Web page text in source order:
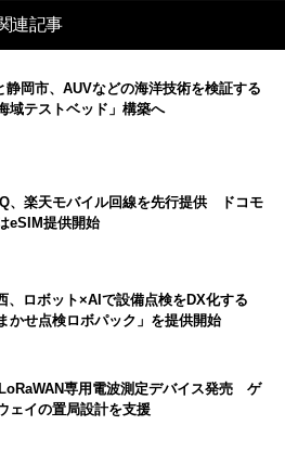
連記事
静岡市、AUVなどの海洋技術を検証する
域テストベッド」構築へ
、楽天モバイル回線を先行提供 ドコモ
eSIM提供開始
、ロボット×AIで設備点検をDX化する
かせ点検ロボパック」を提供開始
LoRaWAN専用電波測定デバイス発売 ゲ
ェイの置局設計を支援